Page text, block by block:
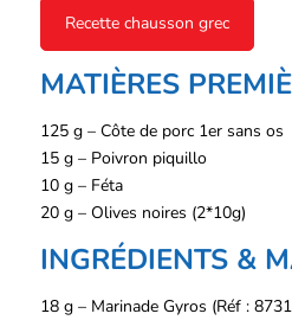
Recette chausson grec
MATIÈRES
125 g – Côte de porc 1er sans os
15 g – Poivron piquillo
10 g – Féta
20 g – Olives noires (2*10g)
INGRÉDIENTS &
18 g – Marinade Gyros (Réf :